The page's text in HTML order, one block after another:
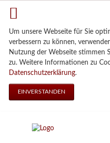
Um unsere Webseite für Sie
verbessern zu können,
Nutzung der Webseite stimmen
zu. Weitere Informationen zu
Datenschutzerklärung.
EINVERSTANDEN